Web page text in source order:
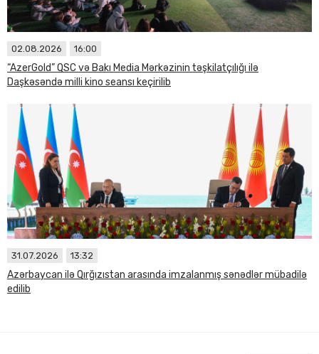
02.08.2026 16:00
“AzerGold” QSC və Bakı Media Mərkəzinin təşkilatçılığı ilə
Daşkəsəndə milli kino seansı keçirilib
31.07.2026 13:32
Azərbaycan ilə Qırğızıstan arasında imzalanmış sənədlər mübadilə
edilib